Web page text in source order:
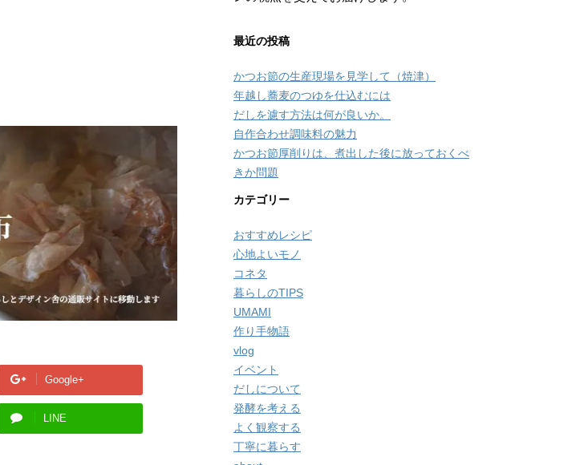
Google+
LINE
最近の投稿
かつお節の生産現場を見学して（焼津）
年越し蕎麦のつゆを仕込むには
だしを濾す方法は何が良いか。
自作合わせ調味料の魅力
かつお節厚削りは、煮出した後に放っておくべ
きか問題
カテゴリー
おすすめレシピ
心地よいモノ
コネタ
暮らしのTIPS
UMAMI
作り手物語
vlog
イベント
だしについて
発酵を考える
よく観察する
丁寧に暮らす